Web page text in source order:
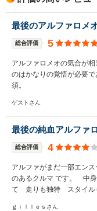
最後のアルファロメ
総合評価 5
アルファロメオの気合が
のはかなりの覚悟が必要
須。
ゲストさん
最後の純血アルファ
総合評価 4
アルファがまだ一部エン
のあるクルマ です。 中
て 走りも独特 スタイル
ｇｉｌｌｅｓさん